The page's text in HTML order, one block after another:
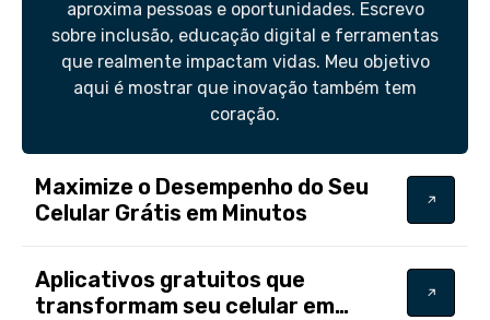
aproxima pessoas e oportunidades. Escrevo
sobre inclusão, educação digital e ferramentas
que realmente impactam vidas. Meu objetivo
aqui é mostrar que inovação também tem
coração.
Maximize o Desempenho do Seu
Celular Grátis em Minutos
Aplicativos gratuitos que
transformam seu celular em